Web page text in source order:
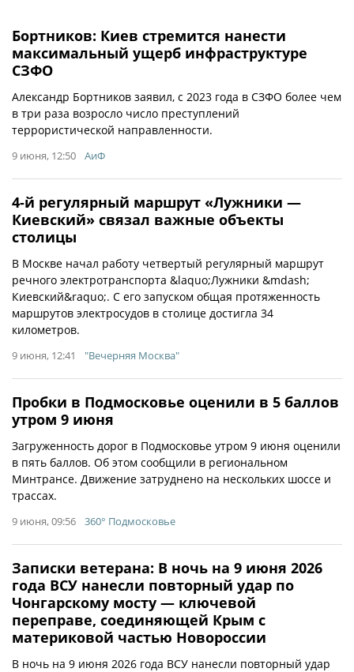
Бортников: Киев стремится нанести
максимальный ущерб инфраструктуре
СЗФО
Александр Бортников заявил, с 2023 года в СЗФО более чем
в три раза возросло число преступлений
террористической направленности.
9 июня, 12:50 АиФ
4-й регулярный маршрут «Лужники —
Киевский» связал важные объекты
столицы
В Москве начал работу четвертый регулярный маршрут
речного электротранспорта &laquo;Лужники &mdash;
Киевский&raquo;. С его запуском общая протяженность
маршрутов электросудов в столице достигла 34
километров.
9 июня, 12:41 "Вечерняя Москва"
Пробки в Подмосковье оценили в 5 баллов
утром 9 июня
Загруженность дорог в Подмосковье утром 9 июня оценили
в пять баллов. Об этом сообщили в региональном
Минтрансе. Движение затруднено на нескольких шоссе и
трассах.
9 июня, 09:56 360° Подмосковье
Записки ветерана: В ночь на 9 июня 2026
года ВСУ нанесли повторный удар по
Чонгарскому мосту — ключевой
переправе, соединяющей Крым с
материковой частью Новороссии
В ночь на 9 июня 2026 года ВСУ нанесли повторный удар